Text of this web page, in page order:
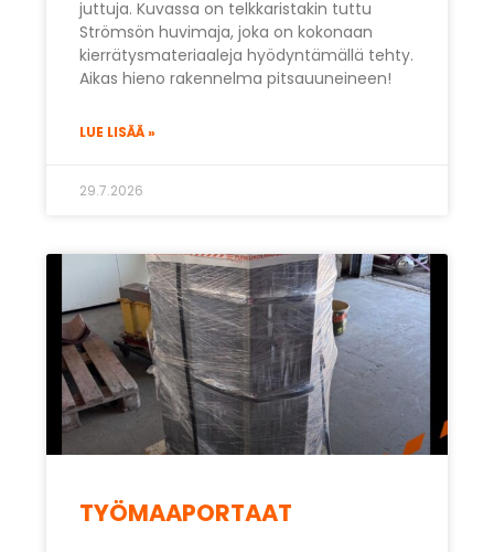
juttuja. Kuvassa on telkkaristakin tuttu
Strömsön huvimaja, joka on kokonaan
kierrätysmateriaaleja hyödyntämällä tehty.
Aikas hieno rakennelma pitsauuneineen!
LUE LISÄÄ »
29.7.2026
TYÖMAAPORTAAT